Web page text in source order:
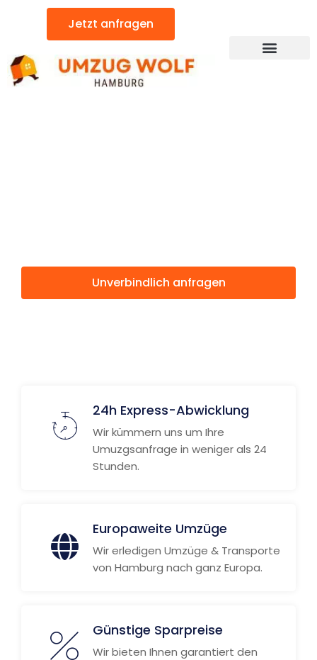
Jetzt anfragen
Unverbindlich anfragen
24h Express-Abwicklung
Wir kümmern uns um Ihre
Umuzgsanfrage in weniger als 24
Stunden.
Europaweite Umzüge
Wir erledigen Umzüge & Transporte
von Hamburg nach ganz Europa.
Günstige Sparpreise
Wir bieten Ihnen garantiert den